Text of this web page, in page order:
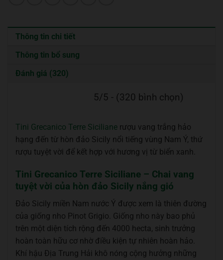
Thông tin chi tiết
Thông tin bổ sung
Đánh giá (320)
5/5 - (320 bình chọn)
Tini Grecanico Terre Siciliane rượu vang trắng hảo
hạng đến từ hòn đảo Sicily nổi tiếng vùng Nam Ý, thứ
rượu tuyệt vời để kết hợp với hương vị từ biển xanh.
Tini Grecanico Terre Siciliane – Chai vang
tuyệt vời của hòn đảo Sicily nắng gió
Đảo Sicily miền Nam nước Ý được xem là thiên đường
của giống nho Pinot Grigio. Giống nho này bao phủ
trên một diện tích rộng đến 4000 hecta, sinh trưởng
hoàn toàn hữu cơ nhờ điều kiện tự nhiên hoàn hảo.
Khí hậu Địa Trung Hải khô nóng cộng hưởng những